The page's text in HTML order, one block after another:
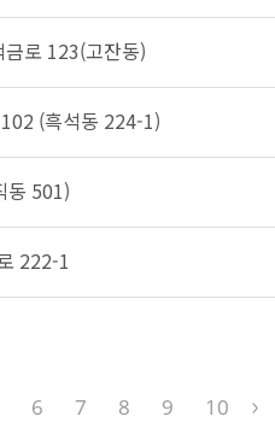
로 123(고잔동)
(흑석동 224-1)
동 501)
222-1
6 7 8 9 10